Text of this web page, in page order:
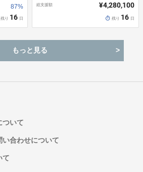
社までご連絡いただいた後、出品者より案
ださい。
確認ください。
応方法をご案内いたします。
きません。
87%
残り 16 日
総支援額 ¥4,280,100
残り 16 日
もっと見る
ついて
合わせについて
て